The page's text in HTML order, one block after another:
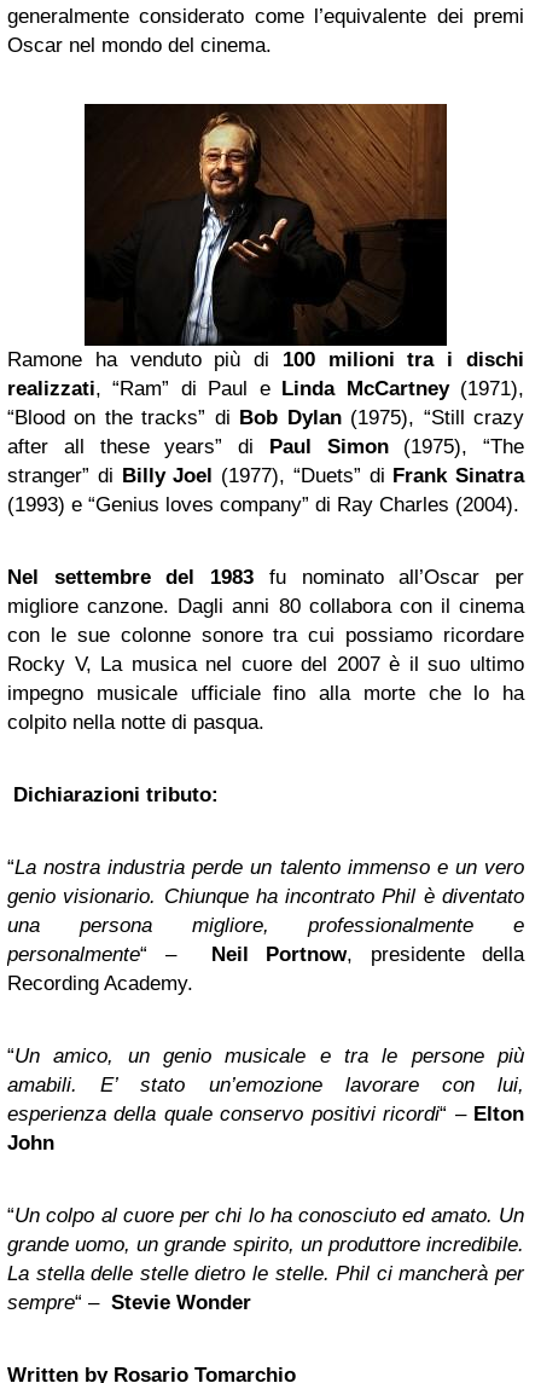
generalmente considerato come l’equivalente dei premi
Oscar nel mondo del cinema.
Ramone ha venduto più di 100 milioni tra i dischi
realizzati, “Ram” di Paul e Linda McCartney(1971),
“Blood on the tracks” di Bob Dylan(1975), “Still crazy
after all these years” di Paul Simon(1975), “The
stranger” di Billy Joel (1977), “Duets” di Frank Sinatra
(1993) e “Genius loves company” di Ray Charles (2004).
Nel settembre del 1983 fu nominato all’Oscar per
migliore canzone. Dagli anni 80 collabora con il cinema
con le sue colonne sonore tra cui possiamo ricordare
Rocky V, La musica nel cuore del 2007 è il suo ultimo
impegno musicale ufficiale fino alla morte che lo ha
colpito nella notte di pasqua.
Dichiarazioni tributo:
“La nostra industria perde un talento immenso e un vero
genio visionario. Chiunque ha incontrato Phil è diventato
una persona migliore, professionalmente e
personalmente“ – Neil Portnow, presidente della
Recording Academy.
“Un amico, un genio musicale e tra le persone più
amabili. E’ stato un’emozione lavorare con lui,
esperienza della quale conservo positivi ricordi“ – Elton
John
“Un colpo al cuore per chi lo ha conosciuto ed amato. Un
grande uomo, un grande spirito, un produttore incredibile.
La stella delle stelle dietro le stelle. Phil ci mancherà per
sempre“ – Stevie Wonder
Written by Rosario Tomarchio